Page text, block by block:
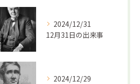
2024/12/31
12月31日の出来事
2024/12/29